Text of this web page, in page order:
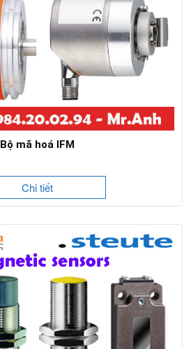
Bộ mã hoá IFM
Chi tiết